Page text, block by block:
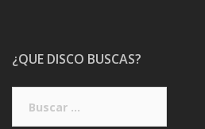
¿QUE DISCO BUSCAS?